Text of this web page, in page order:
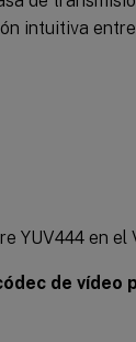
intuitiva entre
YUV444 en el
de vídeo